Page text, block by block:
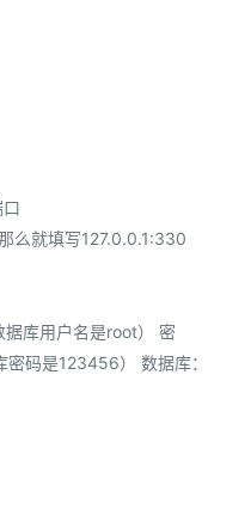
么就填写127.0.0.1:330
库用户名是root） 密
码是123456） 数据库：